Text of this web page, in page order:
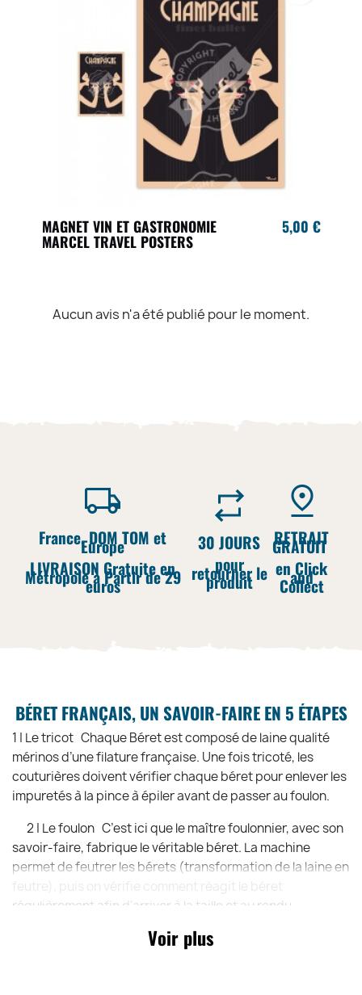
MAGNET VIN ET GASTRONOMIE
MARCEL TRAVEL POSTERS
5,00 €
Aucun avis n'a été publié pour le moment.
France, DOM TOM et
Europe
LIVRAISON Gratuite en
Métropole à Partir de 29
euros
30 JOURS
pour
retourner le
produit
RETRAIT
GRATUIT
en Click
and
Collect
BÉRET FRANÇAIS, UN SAVOIR-FAIRE EN 5 ÉTAPES
1 | Le tricot Chaque Béret est composé de laine qualité
mérinos d’une filature française. Une fois tricoté, les
couturières doivent vérifier chaque béret pour enlever les
impuretés à la pince à épiler avant de passer au foulon.
2 | Le foulon C’est ici que le maître foulonnier, avec son
savoir-faire, fabrique le véritable béret. La machine
permet de feutrer les bérets (transformation de la laine en
régulièrement afin d’arriver à la taille et au rendu
Voir plus